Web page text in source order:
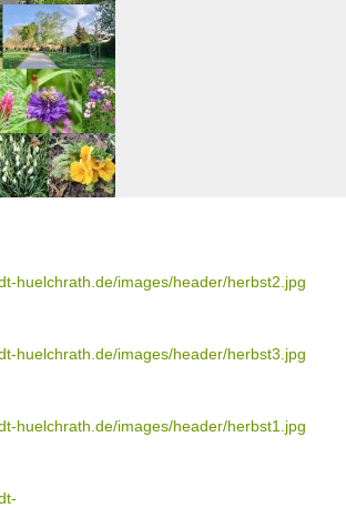
huelchrath.de/images/header/herbst2.jpg
huelchrath.de/images/header/herbst3.jpg
huelchrath.de/images/header/herbst1.jpg